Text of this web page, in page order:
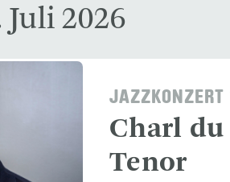
Juli 2026
JAZZKONZERT
Charl du
Tenor